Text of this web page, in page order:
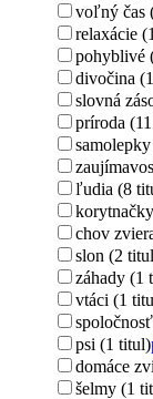
voľný čas
relaxácie
pohyblivé
divočina
slovná
príroda
ľudia (8
chov
slon (2
záhady (1
vtáci (1
psi (1 titul)
domáce
šelmy (1